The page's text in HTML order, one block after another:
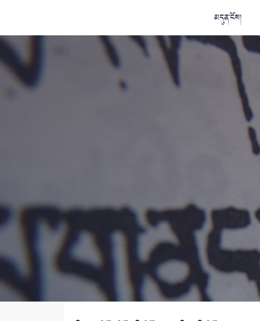
མདུན་ངོས།